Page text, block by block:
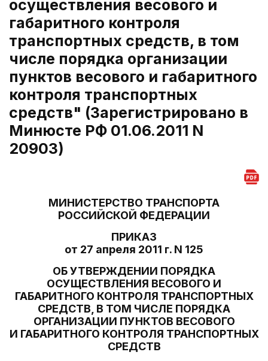
осуществления весового и
габаритного контроля
транспортных средств, в том
числе порядка организации
пунктов весового и габаритного
контроля транспортных
средств" (Зарегистрировано в
Минюсте РФ 01.06.2011 N
20903)
МИНИСТЕРСТВО ТРАНСПОРТА
РОССИЙСКОЙ ФЕДЕРАЦИИ
ПРИКАЗ
от 27 апреля 2011 г. N 125
ОБ УТВЕРЖДЕНИИ ПОРЯДКА
ОСУЩЕСТВЛЕНИЯ ВЕСОВОГО И
ГАБАРИТНОГО КОНТРОЛЯ ТРАНСПОРТНЫХ
СРЕДСТВ, В ТОМ ЧИСЛЕ ПОРЯДКА
ОРГАНИЗАЦИИ ПУНКТОВ ВЕСОВОГО
И ГАБАРИТНОГО КОНТРОЛЯ ТРАНСПОРТНЫХ
СРЕДСТВ